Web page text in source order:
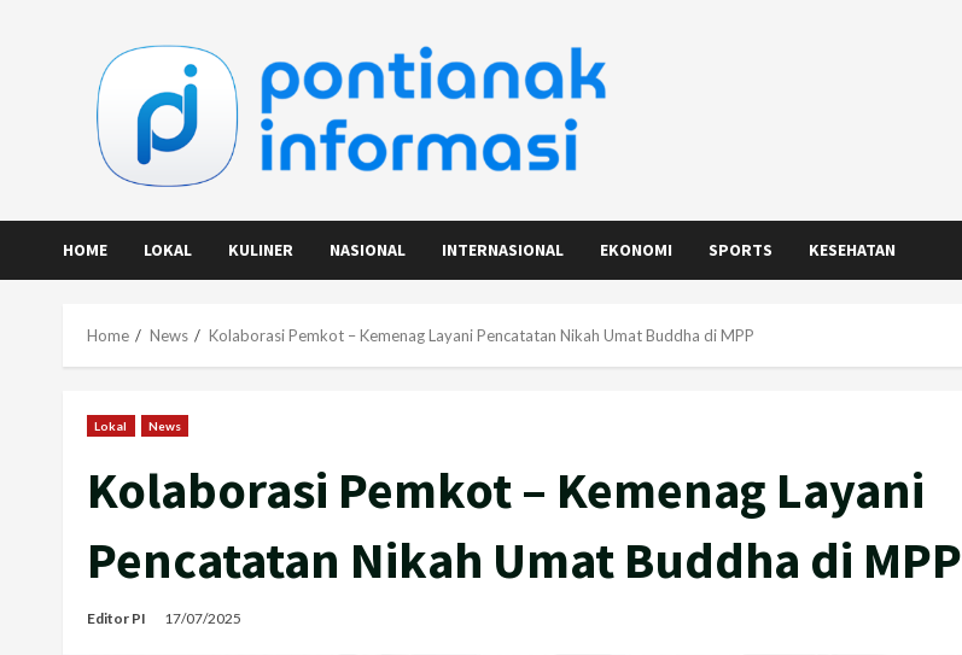
HOME LOKAL KULINER NASIONAL INTERNASIONAL EKONOMI SPORTS KESEHATAN
Home News Kolaborasi Pemkot – Kemenag Layani Pencatatan Nikah Umat Buddha di MPP
Lokal News
Kolaborasi Pemkot – Kemenag Layani
Pencatatan Nikah Umat Buddha di MPP
Editor PI 17/07/2025